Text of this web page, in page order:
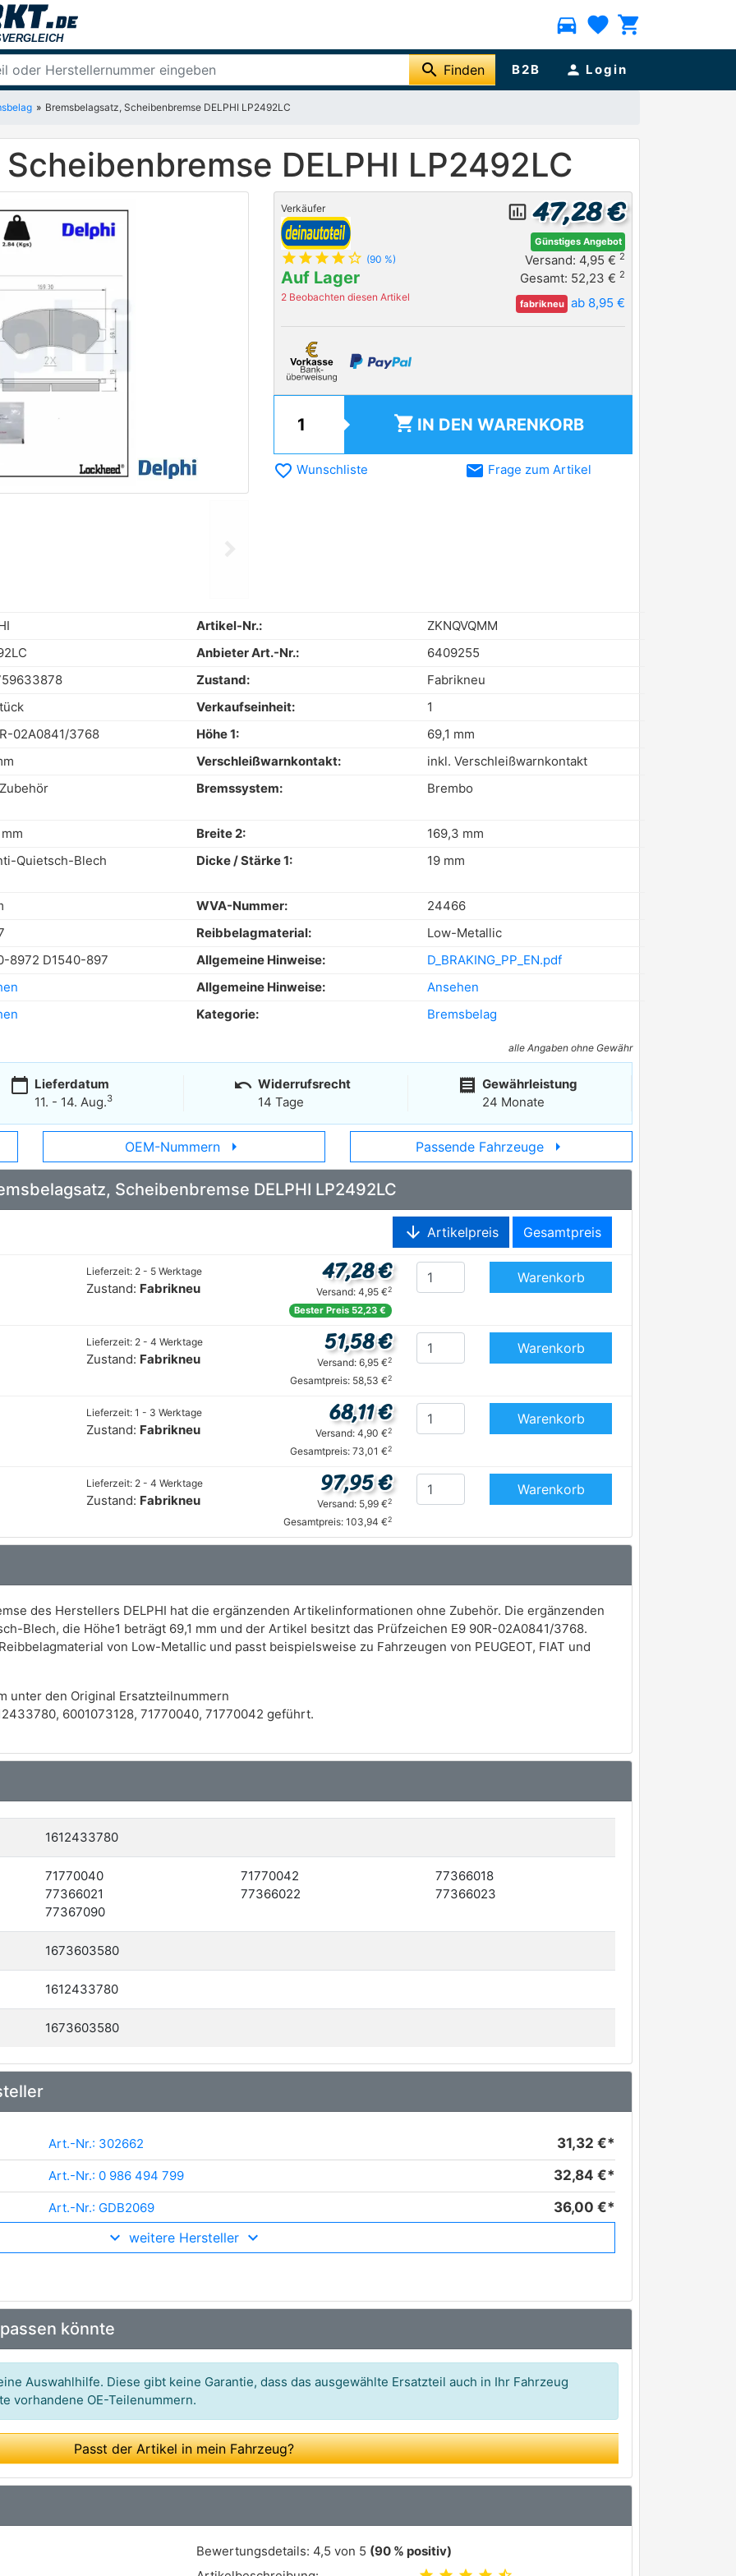
directions_car favorite shopping_cart
search Finden B2B person Login
Bremsbelagsatz, Scheibenbremse DELPHI LP2492LC
DELPHI LP2492LC
Verkäufer
star star star star star_outline (90 %)
Auf Lager
2 Beobachten diesen Artikel
insert_chart_outlined 47,28 €
Günstiges Angebot
Versand: 4,95 € 2
Gesamt: 52,23 € 2
fabrikneu ab 8,95 €
shopping_cart IN DEN WARENKORB
favorite_border Wunschliste email Frage zum Artikel
Artikel-Nr.:
ZKNQVQMM
Anbieter Art.-Nr.:
6409255
Zustand:
Fabrikneu
Verkaufseinheit:
1
02A0841/3768 Höhe 1:
69,1 mm
Verschleißwarnkontakt:
inkl. Verschleißwarnkontakt
Bremssystem: Brembo
Breite 2:
169,3 mm
Quietsch-Blech Dicke / Stärke 1: 19 mm
WVA-Nummer:
24466
Reibbelagmaterial:
Low-Metallic
8972 D1540-897 Allgemeine Hinweise:
D_BRAKING_PP_EN.pdf
Allgemeine Hinweise:
Ansehen
Kategorie: Bremsbelag
alle Angaben ohne Gewähr
calendar_today Lieferdatum
11. - 14. Aug.3
undo Widerrufsrecht
14 Tage
receipt Gewährleistung
24 Monate
OEM-Nummern arrow_right Passende Fahrzeuge arrow_right
Scheibenbremse DELPHI LP2492LC
arrow_downward Artikelpreis Gesamtpreis
Lieferzeit: 2 - 5 Werktage
Zustand: Fabrikneu
47,28 €
Versand: 4,95 €2
Bester Preis 52,23 €
Warenkorb
Lieferzeit: 2 - 4 Werktage
Zustand: Fabrikneu
51,58 €
Versand: 6,95 €2
Gesamtpreis: 58,53 €2
Warenkorb
Lieferzeit: 1 - 3 Werktage
Zustand: Fabrikneu
68,11 €
Versand: 4,90 €2
Gesamtpreis: 73,01 €2
Warenkorb
Lieferzeit: 2 - 4 Werktage
Zustand: Fabrikneu
97,95 €
Versand: 5,99 €2
Gesamtpreis: 103,94 €2
Warenkorb
des Herstellers DELPHI hat die ergänzenden Artikelinformationen ohne Zubehör. Die ergänzenden
Blech, die Höhe1 beträgt 69,1 mm und der Artikel besitzt das Prüfzeichen E9 90R-02A0841/3768.
von Low-Metallic und passt beispielsweise zu Fahrzeugen von PEUGEOT, FIAT und
unter den Original Ersatzteilnummern
6001073128, 71770040, 71770042 geführt.
1612433780
71770040 71770042
77366018
77366021 77366022
77366023
77367090
1673603580
1612433780
1673603580
Art.-Nr.: 302662 31,32 €*
Art.-Nr.: 0 986 494 799 32,84 €*
Art.-Nr.: GDB2069 36,00 €*
Art.-Nr.: P 23 136
Art.-Nr.: 2446701 45,48 €*
Art.-Nr.: PAD1859
Art.-Nr.: BBP2394
Art.-Nr.: PCP1650
Art.-Nr.: 1175
Art.-Nr.: MDB3298
Art.-Nr.: P13753.12
weitere Hersteller
könnte
Auswahlhilfe. Diese gibt keine Garantie, dass das ausgewählte Ersatzteil auch in Ihr Fahrzeug
vorhandene OE-Teilenummern.
Passt der Artikel in mein Fahrzeug?
Bewertungsdetails: 4,5 von 5 (90 % positiv)